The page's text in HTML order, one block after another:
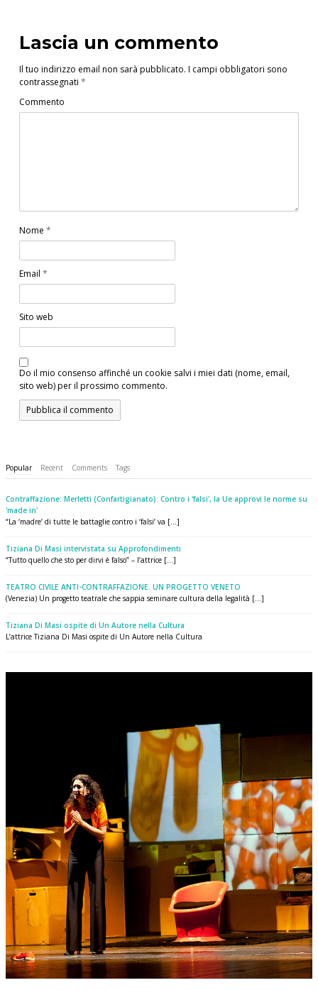
Lascia un commento
Il tuo indirizzo email non sarà pubblicato. I campi obbligatori sono
contrassegnati *
Commento
Nome *
Email *
Sito web
Do il mio consenso affinché un cookie salvi i miei dati (nome, email,
sito web) per il prossimo commento.
Popular Recent Comments Tags
Contraffazione: Merletti (Confartigianato): Contro i 'falsi', la Ue approvi le norme su
'made in'
“La ‘madre’ di tutte le battaglie contro i ‘falsi’ va [...]
Tiziana Di Masi intervistata su Approfondimenti
“Tutto quello che sto per dirvi è falso” – l’attrice [...]
TEATRO CIVILE ANTI-CONTRAFFAZIONE. UN PROGETTO VENETO
(Venezia) Un progetto teatrale che sappia seminare cultura della legalità [...]
Tiziana Di Masi ospite di Un Autore nella Cultura
L’attrice Tiziana Di Masi ospite di Un Autore nella Cultura